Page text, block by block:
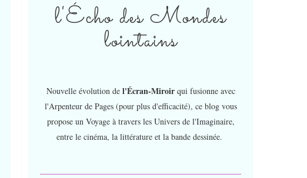
l'Écho des Mondes
lointains
Nouvelle évolution de l'Écran-Miroir qui fusionne avec
l'Arpenteur de Pages (pour plus d'efficacité), ce blog vous
propose un Voyage à travers les Univers de l'Imaginaire,
entre le cinéma, la littérature et la bande dessinée.